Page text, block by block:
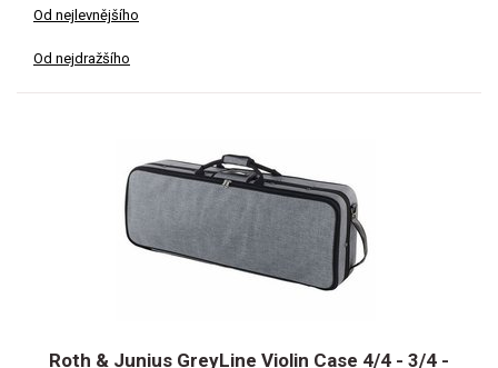
Od nejlevnějšího
Od nejdražšího
Roth & Junius GreyLine Violin Case 4/4 - 3/4 -